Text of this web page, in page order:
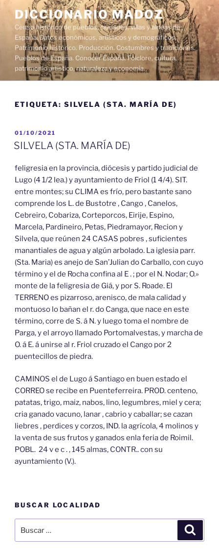
contenido
DICCIONARIO MADOZ
Censo histórico de pueblos, ciudades, villas y aldeas de
España. Datos económicos, artísticos y demográficos.
Patrimonio histórico. Producción. Costumbres y tradiciones.
Pueblos de España. Conocer España. Folclore, cultura,
patrimonio artístico, naturaleza y economía.
ETIQUETA: SILVELA (STA. MARÍA DE)
PUBLICADO
EL
01/10/2021
SILVELA (STA. MARÍA DE)
feligresia en la provincia, diócesis y partido judicial de
Lugo (4 1/2 lea.) y ayuntamiento de Friol (1 4/4). SIT.
entre montes; su CLIMA es frío, pero bastante sano
comprende los L. de Bustotre , Cango , Canelos,
Cebreiro, Cobariza, Corteporcos, Eirije, Espino,
Marcela, Pardineiro, Petas, Piedramayor, Recion y
Silvela, que reúnen 24 CASAS pobres , suficientes
manantiales de agua y algún arbolado. La iglesia parr.
(Sta. Maria) es anejo de San’Julian do Carballo, con cuyo
término y el de Rocha confina al E . ; por el N. Nodar; O.»
monte de la feligresia de Giá, y por S. Roade. El
TERRENO es pizarroso, arenisco, de mala calidad y
montuoso lo bañan el r. do Canga, que nace en este
término, corre de S. á N. y luego toma el nombre de
Parga, y el arroyo llamado Portomalvestas, y marcha de
O. á E. á unirse al r. Friol cruzado el Cango por 2
puentecillos de piedra.
CAMINOS el de Lugo á Santiago en buen estado el
CORREO se recibe en Puenteferreira. PROD. centeno,
patatas, trigo, maiz, nabos, lino, legumbres, miel y cera;
cria ganado vacuno, lanar , cabrio y caballar; se cazan
liebres , perdices y corzos, IND. la agrícola, 4 molinos y
la venta de sus frutos y ganados enla feria de Roimil.
POBL. 24 v e c . , 145 almas, CONTR.. con su
ayuntamiento (V.).
BUSCAR LOCALIDAD
por: